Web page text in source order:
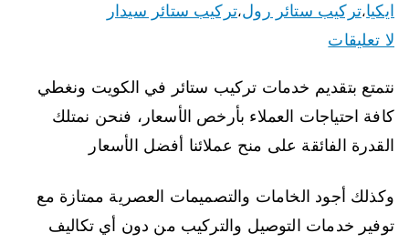
ايكيا،تركيب ستائر رول،تركيب ستائر سيدار
لا تعليقات
نتمتع بتقديم خدمات تركيب ستائر في الكويت ونغطي
كافة احتياجات العملاء بأرخص الأسعار، فنحن نمتلك
القدرة الفائقة على منح عملائنا أفضل الأسعار
وكذلك أجود الخامات والتصميمات العصرية ممتازة مع
توفير خدمات التوصيل والتركيب من دون أي تكاليف